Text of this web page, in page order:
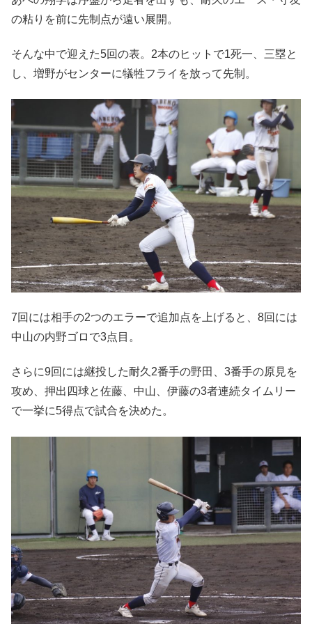
の粘りを前に先制点が遠い展開。
そんな中で迎えた5回の表。2本のヒットで1死一、三塁と
し、増野がセンターに犠牲フライを放って先制。
7回には相手の2つのエラーで追加点を上げると、8回には
中山の内野ゴロで3点目。
さらに9回には継投した耐久2番手の野田、3番手の原見を
攻め、押出四球と佐藤、中山、伊藤の3者連続タイムリー
で一挙に5得点で試合を決めた。